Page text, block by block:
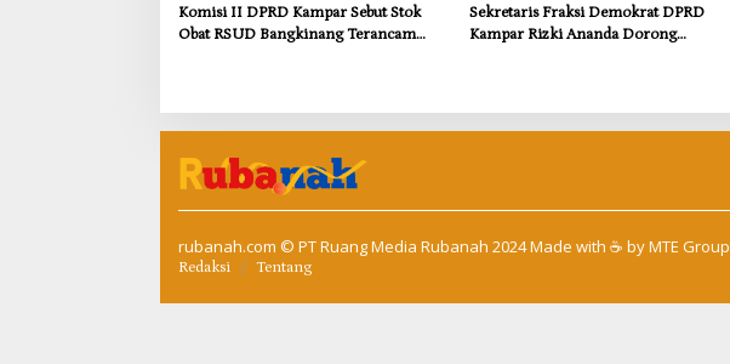
Komisi II DPRD Kampar Sebut Stok
Obat RSUD Bangkinang Terancam
Sekretaris Fraksi Demokrat DPRD
Kampar Rizki Ananda Dorong
rubanah.com © PT Ruang Media Rubanah 2024 Made with ☕ byMTE Group
Redaksi
Tentang